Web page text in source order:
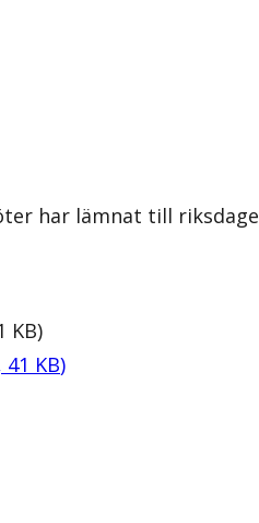
har lämnat till
KB)
41 KB)